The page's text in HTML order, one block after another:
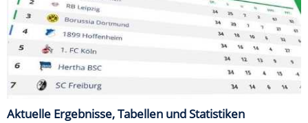
Aktuelle Ergebnisse, Tabellen und Statistiken